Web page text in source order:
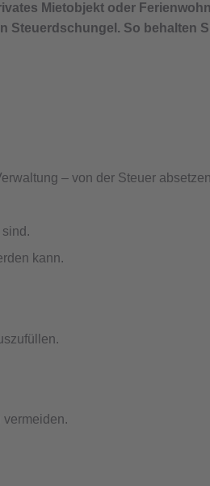
Mietobjekt oder
Steuerdschungel. So behalten
– von der Steuer
kann.